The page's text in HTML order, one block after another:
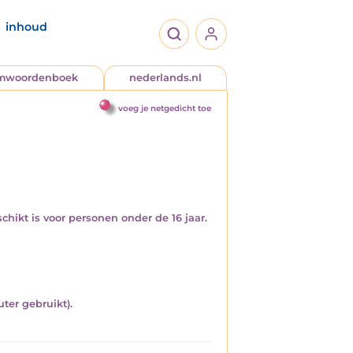
inhoud
nederlands.nl
voeg je netgedicht toe
is voor personen onder de 16 jaar.
gebruikt).